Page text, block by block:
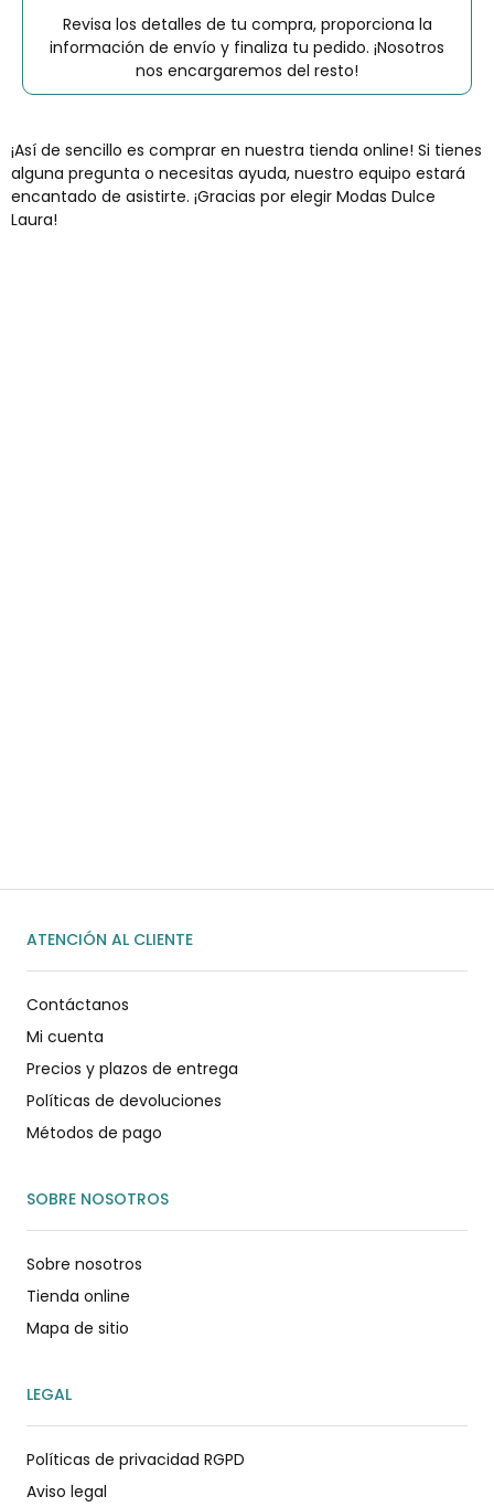
Revisa los detalles de tu compra, proporciona la
información de envío y finaliza tu pedido. ¡Nosotros
nos encargaremos del resto!
¡Así de sencillo es comprar en nuestra tienda online! Si tienes
alguna pregunta o necesitas ayuda, nuestro equipo estará
encantado de asistirte. ¡Gracias por elegir Modas Dulce
Laura!
ATENCIÓN AL CLIENTE
Contáctanos
Mi cuenta
Precios y plazos de entrega
Políticas de devoluciones
Métodos de pago
SOBRE NOSOTROS
Sobre nosotros
Tienda online
Mapa de sitio
LEGAL
Políticas de privacidad RGPD
Aviso legal